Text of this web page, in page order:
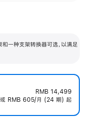
一种支架转换器可选，以满足
RMB 14,499
或 RMB 605/月 (24 期) 起